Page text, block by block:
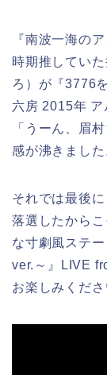
『南波一海の
時期推してい
ろ）が『3776
六房 2015年 ア
「うーん、眉
感が沸きました
それでは最後
落選したから
な寸劇風ステ
ver.～』LIVE
お楽しみくださ